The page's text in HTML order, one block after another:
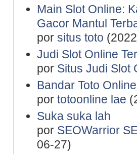
Main Slot Online:
Gacor Mantul
por situs toto
Judi Slot Online
por Situs Judi Slot
Bandar Toto
por totoonline lae
Suka suka lah
por SEOWarrior
06-27)